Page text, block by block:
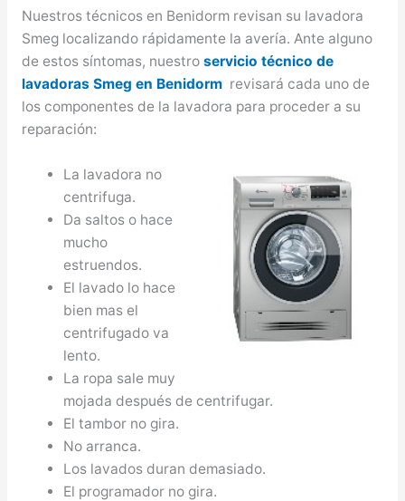
Nuestros técnicos en Benidorm revisan su lavadora
Smeg localizando rápidamente la avería. Ante alguno
de estos síntomas, nuestro servicio técnico de
lavadoras Smeg en Benidorm revisará cada uno de
los componentes de la lavadora para proceder a su
reparación:
La lavadora no
centrifuga.
Da saltos o hace
mucho
estruendos.
El lavado lo hace
bien mas el
centrifugado va
lento.
La ropa sale muy
mojada después de centrifugar.
El tambor no gira.
No arranca.
Los lavados duran demasiado.
El programador no gira.